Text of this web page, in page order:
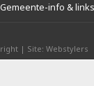
Gemeente-info & links
| Site: Webstylers